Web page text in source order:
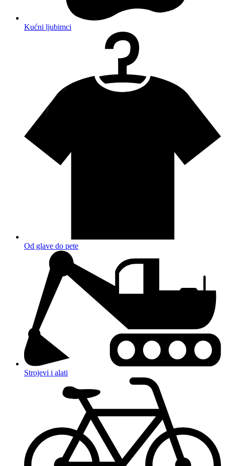
Kućni ljubimci
Od glave do pete
Strojevi i alati